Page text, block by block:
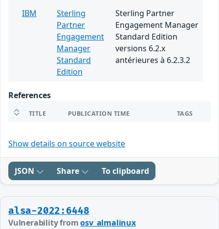
IBM
Sterling
Partner
Engagement
Manager
Standard
Edition
Sterling Partner
Engagement Manager
Standard Edition
versions 6.2.x
antérieures à 6.2.3.2
References
TITLE PUBLICATION TIME TAGS
Show details on source website
JSON Share To clipboard
alsa-2022:6448
Vulnerability fromosv_almalinux